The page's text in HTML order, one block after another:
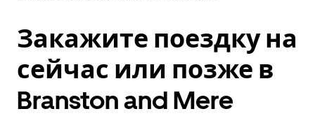
Закажите поездку на
сейчас или позже в
Branston and Mere